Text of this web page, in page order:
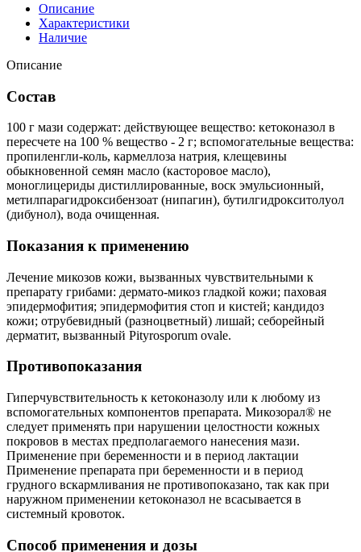
Описание
Характеристики
Наличие
Описание
Состав
100 г мази содержат: действующее вещество: кетоконазол в
пересчете на 100 % вещество - 2 г; вспомогательные вещества:
пропиленгли-коль, кармеллоза натрия, клещевины
обыкновенной семян масло (касторовое масло),
моноглицериды дистиллированные, воск эмульсионный,
метилпарагидроксибензоат (нипагин), бутилгидрокситолуол
(дибунол), вода очищенная.
Показания к применению
Лечение микозов кожи, вызванных чувствительными к
препарату грибами: дермато-микоз гладкой кожи; паховая
эпидермофития; эпидермофития стоп и кистей; кандидоз
кожи; отрубевидный (разноцветный) лишай; себорейный
дерматит, вызванный Pityrosporum ovale.
Противопоказания
Гиперчувствительность к кетоконазолу или к любому из
вспомогательных компонентов препарата. Микозорал® не
следует применять при нарушении целостности кожных
покровов в местах предполагаемого нанесения мази.
Применение при беременности и в период лактации
Применение препарата при беременности и в период
грудного вскармливания не противопоказано, так как при
наружном применении кетоконазол не всасывается в
системный кровоток.
Способ применения и дозы